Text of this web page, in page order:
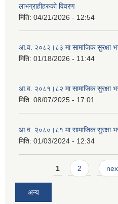
लाभग्राहीहरुको विवरण
मिति: 04/21/2026 - 12:54
आ.व. २०८२।८३ मा सामाजिक सुरक्षा
मिति: 01/18/2026 - 11:44
आ.व. २०८१।८२ मा सामाजिक सुरक्षा
मिति: 08/07/2025 - 17:01
आ.व. २०८०।८१ मा सामाजिक सुरक्षा
मिति: 01/03/2024 - 12:34
Pages1 2
अन्य